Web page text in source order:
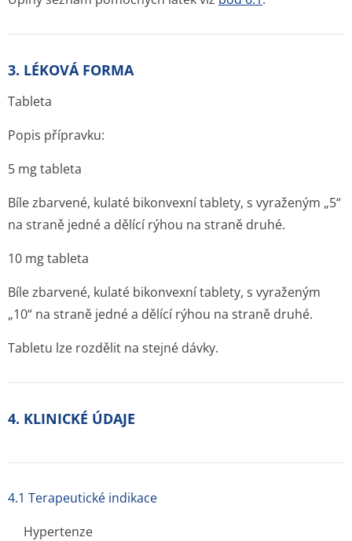
3. LÉKOVÁ FORMA
Tableta
Popis přípravku:
5 mg tableta
Bíle zbarvené, kulaté bikonvexní tablety, s vyraženým „5“
na straně jedné a dělící rýhou na straně druhé.
10 mg tableta
Bíle zbarvené, kulaté bikonvexní tablety, s vyraženým
„10“ na straně jedné a dělící rýhou na straně druhé.
Tabletu lze rozdělit na stejné dávky.
4. KLINICKÉ ÚDAJE
4.1 Terapeutické indikace
Hypertenze